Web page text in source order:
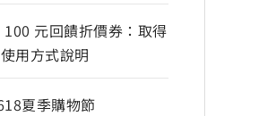
100 元回饋折價券：取得
用方式說明
夏季購物節